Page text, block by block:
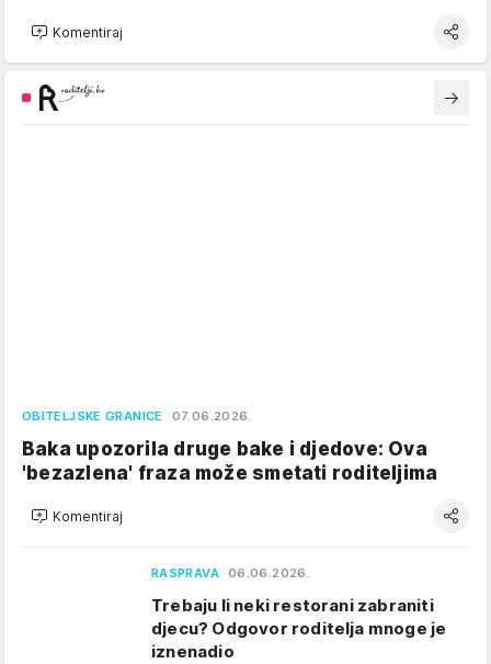
Komentiraj
OBITELJSKE GRANICE 07.06.2026.
Baka upozorila druge bake i djedove: Ova
'bezazlena' fraza može smetati roditeljima
Komentiraj
RASPRAVA 06.06.2026.
Trebaju li neki restorani zabraniti
djecu? Odgovor roditelja mnoge je
iznenadio